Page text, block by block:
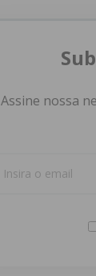
Assine nossa